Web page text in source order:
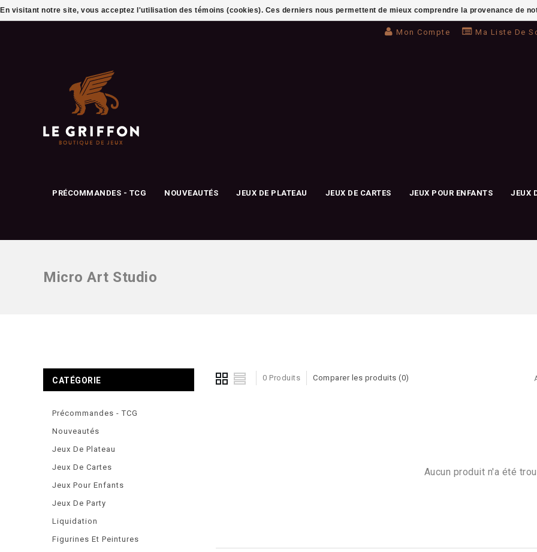
Mon Compte Ma Liste De
PRÉCOMMANDES - TCG NOUVEAUTÉS JEUX DE PLATEAU JEUX DE CARTES JEUX POUR ENFANTS JEUX
Micro Art Studio
0 Produits Comparer les produits (0)
Aucun produit n'a été
CATÉGORIE
Précommandes - TCG
Nouveautés
Jeux De Plateau
Jeux De Cartes
Jeux Pour Enfants
Jeux De Party
Liquidation
Figurines Et Peintures
En visitant notre site, vous acceptez l'utilisation des témoins (cookies). Ces derniers nous permettent de mieux comprendre la provenance de